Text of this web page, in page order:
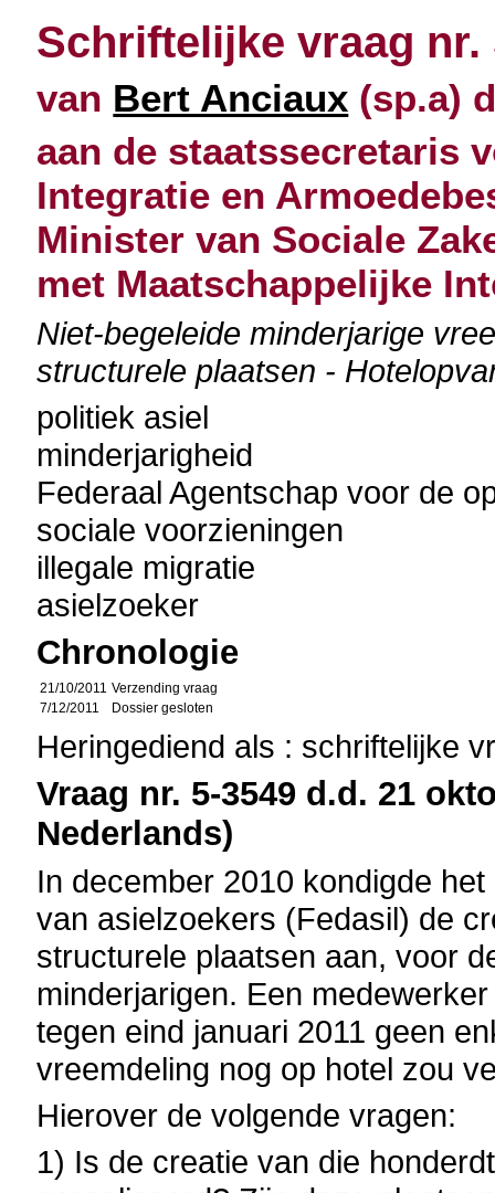
Schriftelijke vraag nr.
van Bert Anciaux (sp.a)
aan de staatssecretaris
Integratie en
Minister van Sociale
met Maatschappelijke
Niet-begeleide minderjarige
structurele plaatsen -
politiek asiel
minderjarigheid
Federaal Agentschap voor de
sociale voorzieningen
illegale migratie
asielzoeker
Chronologie
21/10/2011 Verzending vraag
7/12/2011
Dossier gesloten
Heringediend als : schriftelijke
Vraag nr. 5-3549 d.d. 21
Nederlands)
In december 2010 kondigde
van asielzoekers (Fedasil) de
structurele plaatsen aan, voor
minderjarigen. Een
tegen eind januari 2011 geen
vreemdeling nog op hotel zou
Hierover de volgende vragen:
1) Is de creatie van die